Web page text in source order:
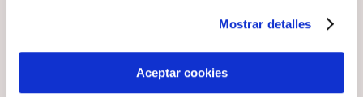
son indispensables para que el sitio web funcione y que
por tanto no se pueden desactivar. Puedes consultar
más información en nuestraPolítica de Cookies
Mostrar detalles
Aceptar cookies
Agua
detectar con muestreadores
pasivos?